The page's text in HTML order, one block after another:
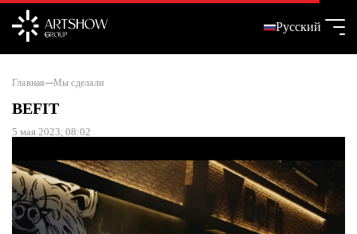
Русский
Главная Мы сделали
BEFIT
5 мая 2023, 08:02